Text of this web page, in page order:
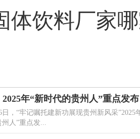
体饮料厂家
2025年“新时代的贵州人”重点发布
日，“牢记嘱托建新功展现贵州新风采”2025
州人”重点发...